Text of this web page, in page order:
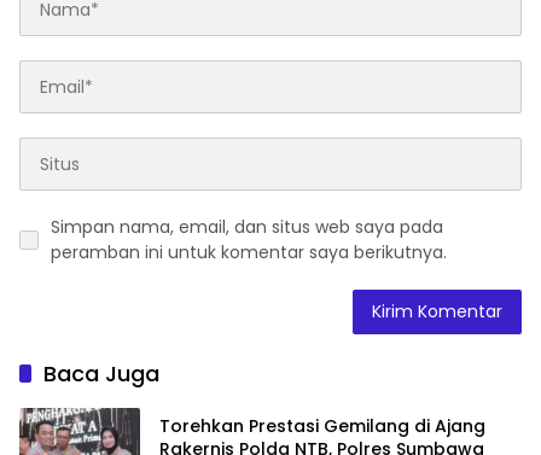
Simpan nama, email, dan situs web saya pada
peramban ini untuk komentar saya berikutnya.
Baca Juga
Torehkan Prestasi Gemilang di Ajang
Rakernis Polda NTB, Polres Sumbawa